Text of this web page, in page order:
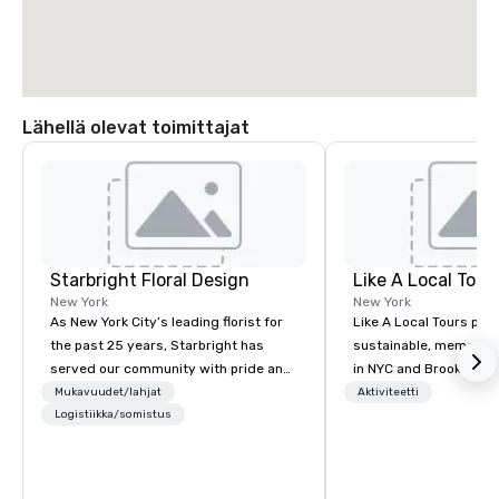
Lähellä olevat toimittajat
Starbright Floral Design
New York
As New York City’s leading florist for
the past 25 years, Starbright has
served our community with pride and
honor. We offer same-day delivery of
the freshest flowers imaginable. We
Mukavuudet/lahjat
Logistiikka/somistus
Like A Local
New York
Like A Local Tours
sustainable,
in NYC and Brooklyn
locals and tourists to
Aktiviteetti